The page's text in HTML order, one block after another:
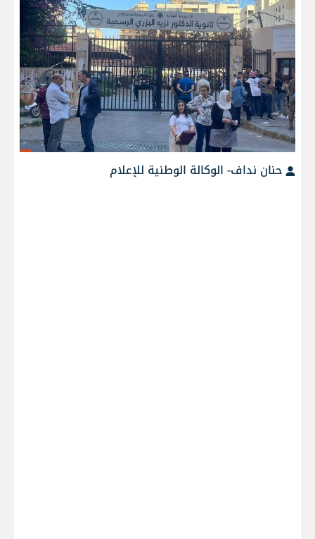
حنان نداف- الوكالة الوطنية للإعلام